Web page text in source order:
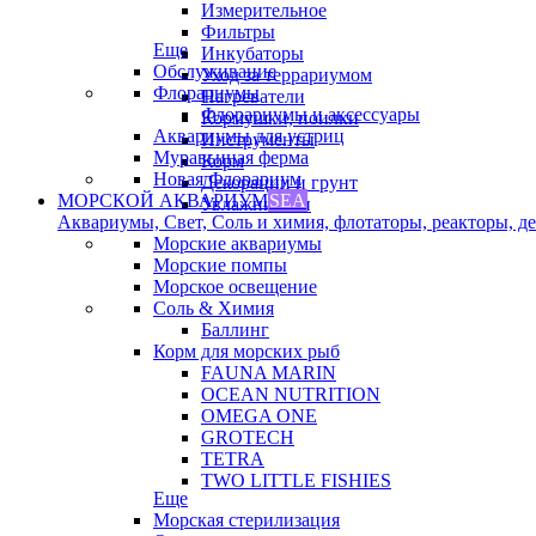
Измерительное
Фильтры
Инкубаторы
Уход за террариумом
Нагреватели
Кормушки, поилки
Инструменты
Корм
Декорации и грунт
Увлажнители
Еще
Обслуживание
Флорариумы
Флорариумы и аксессуары
Аквариумы для устриц
Муравьиная ферма
Новая Флорариум
МОРСКОЙ АКВАРИУМSEA
Аквариумы, Свет, Соль и химия, флотаторы, реакторы,
Морские аквариумы
Морские помпы
Морское освещение
Соль & Химия
Баллинг
Корм для морских рыб
FAUNA MARIN
OCEAN NUTRITION
OMEGA ONE
GROTECH
TETRA
TWO LITTLE FISHIES
Еще
Морская стерилизация